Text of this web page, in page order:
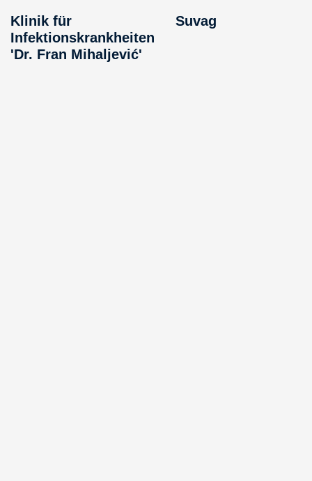
Klinik für
Infektionskrankheiten
'Dr. Fran Mihaljević'
Suvag